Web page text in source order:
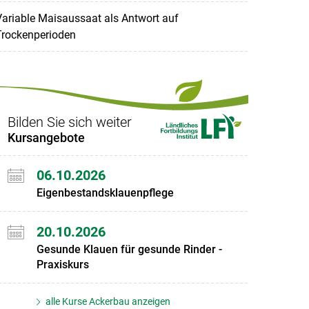
Maisaussaat als Antwort auf
Bilden Sie sich weiter
Kursangebote
06.10.2026
Eigenbestandsklauenpflege
20.10.2026
Gesunde Klauen für gesunde Rinder -
Praxiskurs
alle Kurse Ackerbau anzeigen